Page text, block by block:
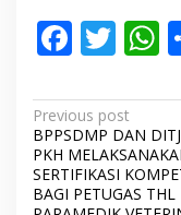
F
ac
e
b
o
T
w
itt
er
h
s
A
P
o
s
Previous post
BPPSDMP DAN
PKH
SERTIFIKASI
BAGI PETUGAS THL